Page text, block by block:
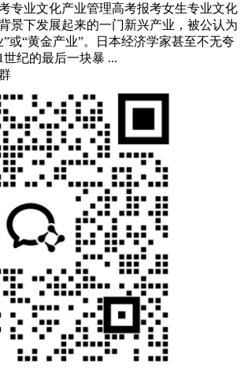
专业文化产业管理高考报考女生专业文化
景下发展起来的一门新兴产业，被公认为
或“黄金产业”。日本经济学家甚至不无夸
纪的最后一块暴 ...